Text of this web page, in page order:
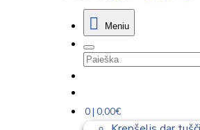
Meniu
0 | 0,00€